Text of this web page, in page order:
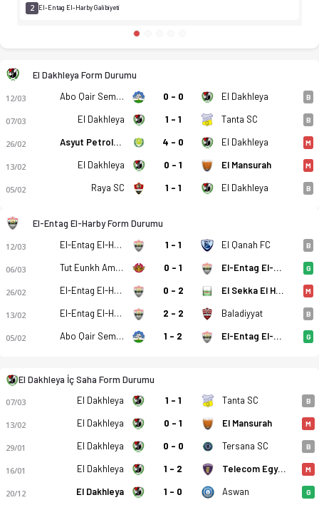
2 El-Entag El-Harby Galibiyeti
El Dakhleya Form Durumu
12/03 Abo Qair Semads 0 - 0 El Dakhleya B
07/03 El Dakhleya 1 - 1 Tanta SC B
26/02 Asyut Petroleum 4 - 0 El Dakhleya M
13/02 El Dakhleya 0 - 1 El Mansurah M
05/02 Raya SC 1 - 1 El Dakhleya B
El-Entag El-Harby Form Durumu
12/03 El-Entag El-Harby 1 - 1 El Qanah FC B
06/03 Tut Eunkh Amw FC 0 - 1 El-Entag El-Harby G
26/02 El-Entag El-Harby 0 - 2 El Sekka El Hadid M
13/02 El-Entag El-Harby 2 - 2 Baladiyyat B
05/02 Abo Qair Semads 1 - 2 El-Entag El-Harby G
El Dakhleya İç Saha Form Durumu
07/03 El Dakhleya 1 - 1 Tanta SC B
13/02 El Dakhleya 0 - 1 El Mansurah M
29/01 El Dakhleya 0 - 0 Tersana SC B
16/01 El Dakhleya 1 - 2 Telecom Egypt M
20/12 El Dakhleya 1 - 0 Aswan G